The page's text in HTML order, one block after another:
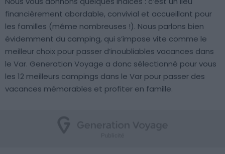
financièrement abordable, convivial et accueillant pour
les familles (même nombreuses !). Nous parlons bien
évidemment du camping, qui s’impose vite comme le
meilleur choix pour passer d’inoubliables vacances dans
le Var. Generation Voyage a donc sélectionné pour vous
les 12 meilleurs campings dans le Var pour passer des
vacances mémorables et profiter en famille.